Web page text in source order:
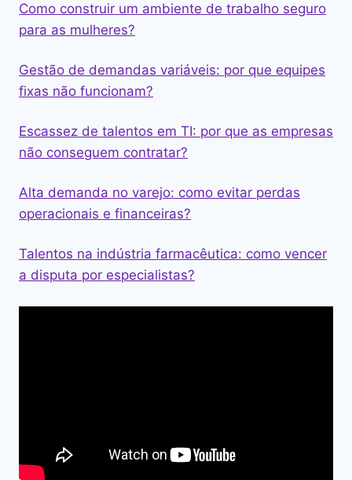
Como construir um ambiente de trabalho seguro
para as mulheres?
Gestão de demandas variáveis: por que equipes
fixas não funcionam?
Escassez de talentos em TI: por que as empresas
não conseguem contratar?
Alta demanda no varejo: como evitar perdas
operacionais e financeiras?
Talentos na indústria farmacêutica: como vencer
a disputa por especialistas?